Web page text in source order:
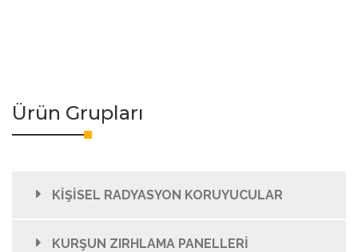
Ürün Grupları
KİŞİSEL RADYASYON KORUYUCULAR
KURŞUN ZIRHLAMA PANELLERİ